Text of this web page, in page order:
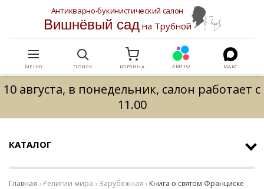
Антикварно-букинистический салон
Вишнёвый садна Трубной
МЕНЮ ПОИСК КОРЗИНА АВИТО МАКС
10 августа, в понедельник, салон работает с
11.00
КАТАЛОГ
Главная Религии мира Зарубежная Книга о святом Франциске